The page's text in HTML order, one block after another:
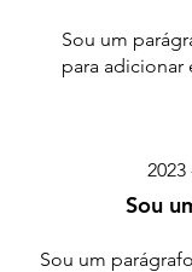
Sou um
para adicionar
2023
Sou
Sou um